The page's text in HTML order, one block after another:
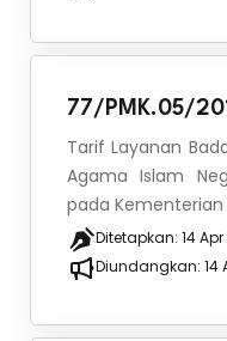
77/PMK.05/
Tarif Layanan
Agama Islam
pada Kementerian
Ditetapkan: 14 Apr
Diundangkan: 14